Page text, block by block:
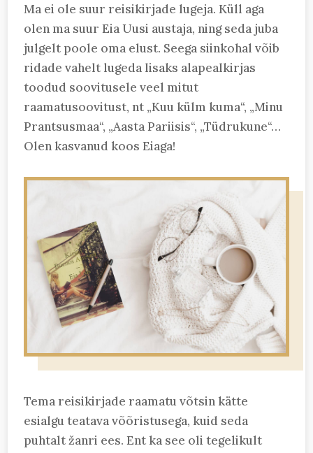
Ma ei ole suur reisikirjade lugeja. Küll aga
olen ma suur Eia Uusi austaja, ning seda juba
julgelt poole oma elust. Seega siinkohal võib
ridade vahelt lugeda lisaks alapealkirjas
toodud soovitusele veel mitut
raamatusoovitust, nt „Kuu külm kuma“, „Minu
Prantsusmaa“, „Aasta Pariisis“, „Tüdrukune“…
Olen kasvanud koos Eiaga!
Tema reisikirjade raamatu võtsin kätte
esialgu teatava võõristusega, kuid seda
puhtalt žanri ees. Ent ka see oli tegelikult